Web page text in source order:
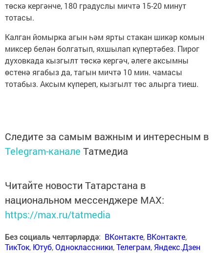
төскә кергәнче, 180 градуслы мичтә 15-20 минут
тотасы.
Калган йомырка агын һәм ярты стакан шикәр комын
миксер белән болгатып, яхшылап күпертәбез. Пирог
духовкада кызгылт төскә кергәч, әлеге аксымны
өстенә ягабыз да, тагын мичтә 10 мин. чамасы
тотабыз. Аксым күпереп, кызгылт төс алырга тиеш.
Следите за самым важным и интересным в
Telegram-канале Татмедиа
Читайте новости Татарстана в
национальном мессенджере MАХ:
https://max.ru/tatmedia
Без социаль челтәрләрдә: ВКонтакте, ВКонтакте,
ТикТок, Ютуб,Одноклассники,Телеграм, Яндекс.Дзен